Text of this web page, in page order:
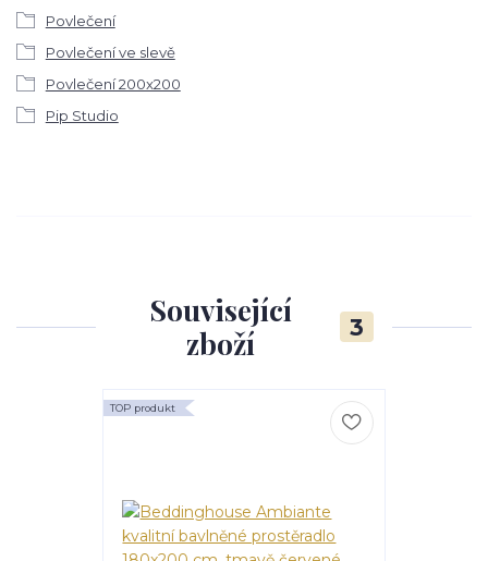
Povlečení
Povlečení ve slevě
Povlečení 200x200
Pip Studio
Související
zboží
3
TOP produkt